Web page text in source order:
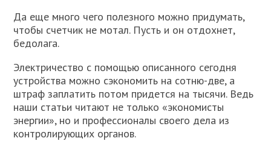
Да еще много чего полезного можно придумать,
чтобы счетчик не мотал. Пусть и он отдохнет,
бедолага.
Электричество с помощью описанного сегодня
устройства можно сэкономить на сотню-две, а
штраф заплатить потом придется на тысячи. Ведь
наши статьи читают не только «экономисты
энергии», но и профессионалы своего дела из
контролирующих органов.